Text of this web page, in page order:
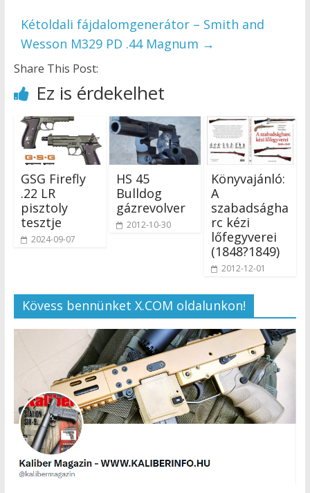
Kétoldali fájdalomgenerátor – Smith and
Wesson M329 PD .44 Magnum →
Share This Post:
Ez is érdekelhet
GSG Firefly
.22 LR
pisztoly
tesztje
2024-09-07
HS 45
Bulldog
gázrevolver
2012-10-30
Könyvajánló:
A
szabadságha
rc kézi
lőfegyverei
(1848?1849)
2012-12-01
Kövess bennünket X.COM oldalunkon!